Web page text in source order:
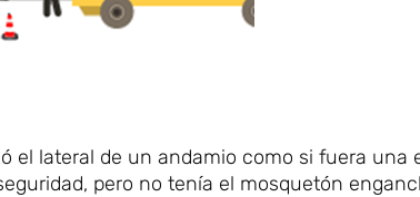
el lateral de un andamio como si fuera una
pero no tenía el mosquetón